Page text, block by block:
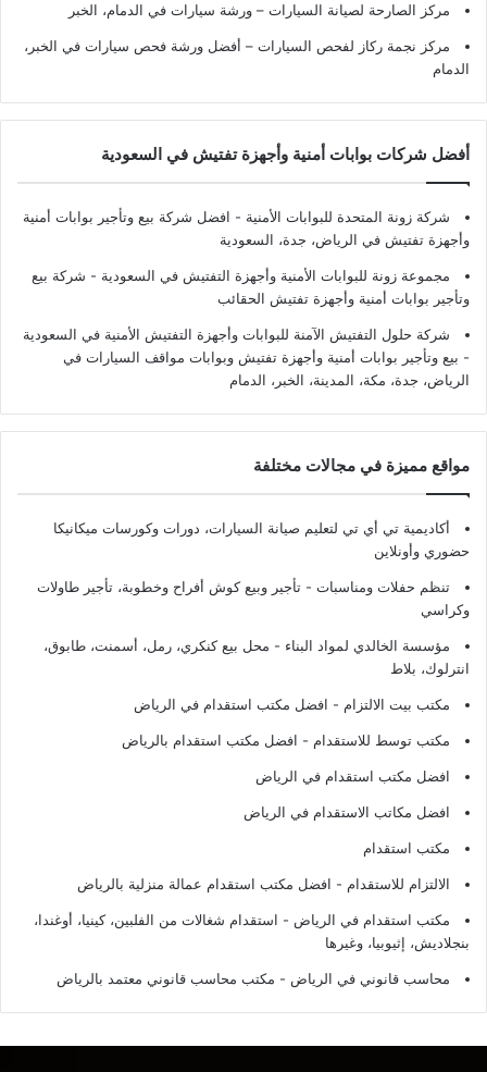
مركز الصارحة لصيانة السيارات – ورشة سيارات في الدمام، الخبر
مركز نجمة ركاز لفحص السيارات – أفضل ورشة فحص سيارات في الخبر،
الدمام
أفضل شركات بوابات أمنية وأجهزة تفتيش في السعودية
شركة زونة المتحدة للبوابات الأمنية - افضل شركة بيع وتأجير بوابات أمنية
وأجهزة تفتيش في الرياض، جدة، السعودية
مجموعة زونة للبوابات الأمنية وأجهزة التفتيش في السعودية - شركة بيع
وتأجير بوابات أمنية وأجهزة تفتيش الحقائب
شركة حلول التفتيش الآمنة للبوابات وأجهزة التفتيش الأمنية في السعودية
- بيع وتأجير بوابات أمنية وأجهزة تفتيش وبوابات مواقف السيارات في
الرياض، جدة، مكة، المدينة، الخبر، الدمام
مواقع مميزة في مجالات مختلفة
أكاديمية تي أي تي لتعليم صيانة السيارات، دورات وكورسات ميكانيكا
حضوري وأونلاين
تنظم حفلات ومناسبات - تأجير وبيع كوش أفراح وخطوبة، تأجير طاولات
وكراسي
مؤسسة الخالدي لمواد البناء - محل بيع كنكري، رمل، أسمنت، طابوق،
انترلوك، بلاط
مكتب بيت الالتزام - افضل مكتب استقدام في الرياض
مكتب توسط للاستقدام - افضل مكتب استقدام بالرياض
افضل مكتب استقدام في الرياض
افضل مكاتب الاستقدام في الرياض
مكتب استقدام
الالتزام للاستقدام - افضل مكتب استقدام عمالة منزلية بالرياض
مكتب استقدام في الرياض - استقدام شغالات من الفلبين، كينيا، أوغندا،
بنجلاديش، إثيوبيا، وغيرها
محاسب قانوني في الرياض - مكتب محاسب قانوني معتمد بالرياض